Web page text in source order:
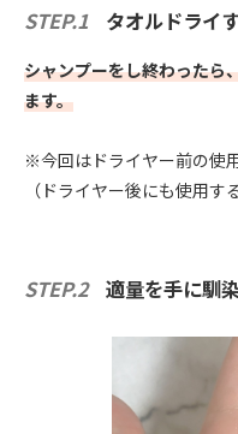
STEP.1 タオルドライ
シャンプーをし終わったら
ます。
※今回はドライヤー前の使
（ドライヤー後にも使用す
STEP.2 適量を手に馴